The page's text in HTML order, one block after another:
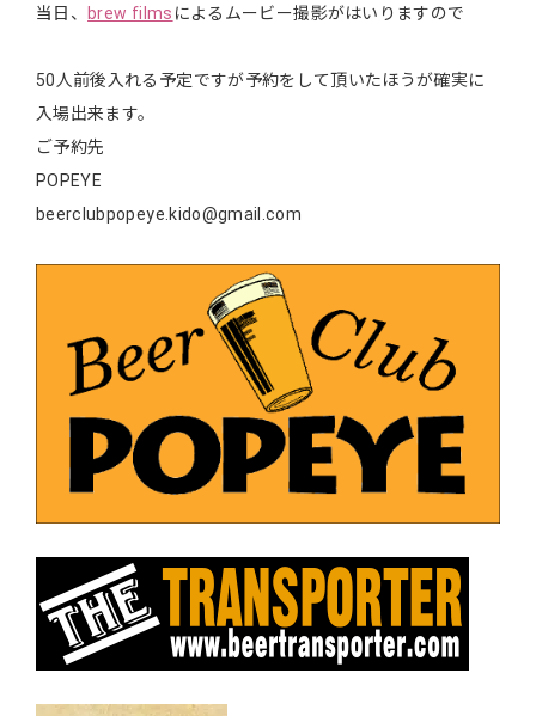
当日、 brew films によるムービー撮影がはいりますので
50人前後入れる予定ですが予約をして頂いたほうが確実に
入場出来ます。
ご予約先
POPEYE
beerclubpopeye.kido@gmail.com